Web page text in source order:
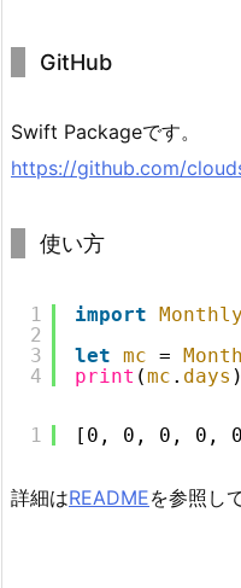
GitHub
Swift Packageです。
https://github.com/
使い方
1
2
3
4
import
let mc =
print (mc . days )
1 [0, 0, 0, 0,
詳細はREADMEを参照し